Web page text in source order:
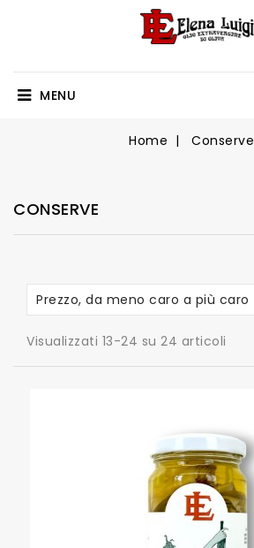
MENU
Home Conserve
CONSERVE
Prezzo, da meno caro a più caro
Visualizzati 13-24 su 24 articoli